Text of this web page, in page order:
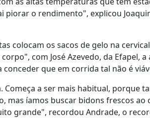
o rendimento", explicou
colocam os sacos de gelo na
com José Azevedo, da Efapel, a
que em corrida tal não é
a ser mais habitual, porque
mas íamos buscar bidons frescos ao
grande", recordou Andrade, o